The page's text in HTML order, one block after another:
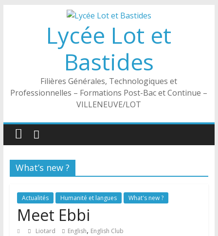
Lycée Lot et
Bastides
Filières Générales, Technologiques et
Professionnelles – Formations Post-Bac et Continue –
VILLENEUVE/LOT
What’s new ?
Actualités Humanité et langues What's new ?
Meet Ebbi
Liotard English, English Club